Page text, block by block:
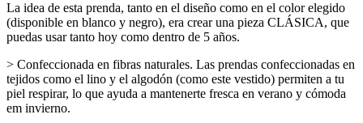
La idea de esta prenda, tanto en el diseño como en el color elegido
(disponible en blanco y negro), era crear una pieza CLÁSICA, que
puedas usar tanto hoy como dentro de 5 años.
> Confeccionada en fibras naturales. Las prendas confeccionadas en
tejidos como el lino y el algodón (como este vestido) permiten a tu
piel respirar, lo que ayuda a mantenerte fresca en verano y cómoda
em invierno.